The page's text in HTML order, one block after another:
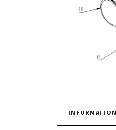
INFORMATION